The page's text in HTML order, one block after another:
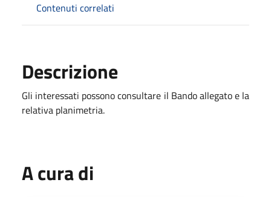
Contenuti correlati
Descrizione
Gli interessati possono consultare il Bando allegato e la
relativa planimetria.
A cura di